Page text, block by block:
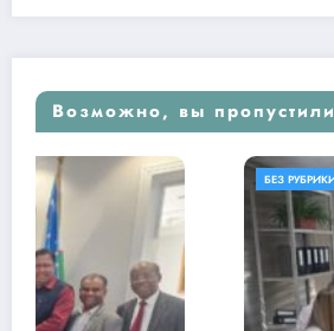
Возможно, вы пропустили
НОВОСТИ